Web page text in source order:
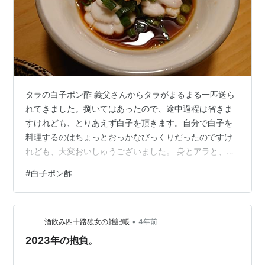
タラの白子ポン酢 義父さんからタラがまるまる一匹送ら
れてきました。捌いてはあったので、途中過程は省きま
すけれども、とりあえず白子を頂きます。自分で白子を
料理するのはちょっとおっかなびっくりだったのですけ
れども、大変おいしゅうございました。 身とアラと、残
べきれない内臓部分は釣りの餌としたいと思います。
【3本（個）セット】旭食品 旭ポンズ 360ml.e ギフト対
応 不可 商品です 旭食品 Amazon 関連記事
#白子ポン酢
酒飲み四十路独女の雑記帳 • 4年前
2023年の抱負。